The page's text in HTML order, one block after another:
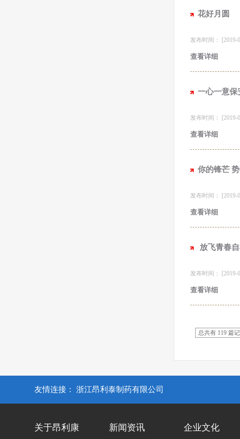
花好月圆
发布时间： [2019-
查看详细
一心一意保
发布时间： [2019-
查看详细
你的锋芒
发布时间： [2019-
查看详细
放飞青春
发布时间： [2019-
查看详细
总共有 119 篇
友情连接： 浙江昂利泰制药有限公司
关于昂利康 新闻资讯 企业文化